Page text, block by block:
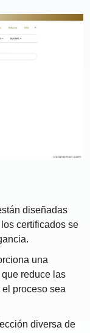
diseñadas
certificados se
una
reduce las
proceso sea
diversa de